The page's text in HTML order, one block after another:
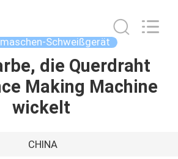
Schweißgerät
die Querdraht
Making Machine
wickelt
CHINA